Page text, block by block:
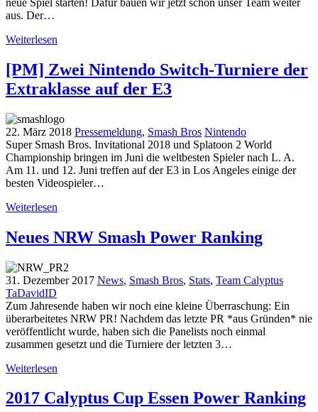
neue Spiel starten! Dafür bauen wir jetzt schon unser Team weiter
aus. Der…
Weiterlesen
[PM] Zwei Nintendo Switch-Turniere der
Extraklasse auf der E3
22. März 2018 Pressemeldung, Smash Bros Nintendo
Super Smash Bros. Invitational 2018 und Splatoon 2 World
Championship bringen im Juni die weltbesten Spieler nach L. A.
Am 11. und 12. Juni treffen auf der E3 in Los Angeles einige der
besten Videospieler…
Weiterlesen
Neues NRW Smash Power Ranking
31. Dezember 2017 News, Smash Bros, Stats, Team Calyptus
TaDavidID
Zum Jahresende haben wir noch eine kleine Überraschung: Ein
überarbeitetes NRW PR! Nachdem das letzte PR *aus Gründen* nie
veröffentlicht wurde, haben sich die Panelists noch einmal
zusammen gesetzt und die Turniere der letzten 3…
Weiterlesen
2017 Calyptus Cup Essen Power Ranking